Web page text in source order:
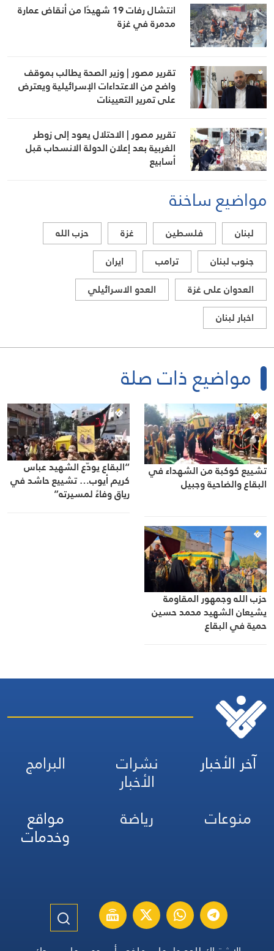
انتشال رفات 19 شهيدًا من أنقاض عمارة
مدمرة في غزة
تقرير مصور | وزير الصحة يطالب بموقف
واضح من الاعتداءات الإسرائيلية ويعترض
على تمرير التعيينات
تقرير مصور | الاحتلال يعود إلى زوطر
الغربية بعد إعلان الدولة الانسحاب قبل
أسابيع
مواضيع ساخنة
لبنان فلسطين غزة
حزب الله
جنوب لبنان
ترامب
ايران
العدوان على غزة
العدو الاسرائيلي
اخبار لبنان
مواضيع ذات صلة
تشييع كوكبة من الشهداء في
البقاع والضاحية وجبيل
“البقاع يودّع الشهيد عباس
كريم أيوب… تشييع حاشد في
رياق وفاءً لمسيرته”
حزب الله وجمهور المقاومة
يشيعان الشهيد محمد حسين
حمية في البقاع
آخر الأخبار نشرات
الأخبار
البرامج
منوعات
رياضة مواقع
وخدمات